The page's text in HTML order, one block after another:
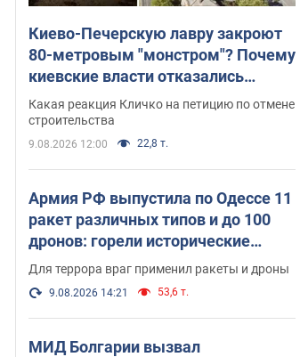
Киево-Печерскую лавру закроют
80-метровым "монстром"? Почему
киевские власти отказались
остановить строительство
небоскреба "московского
верующего"
Какая реакция Кличко на петицию по отмене
строительства
9.08.2026 12:00 22,8 т.
Армия РФ выпустила по Одессе 11
ракет различных типов и до 100
дронов: горели исторические
здания, есть пострадавшие. Фото
и видео
Для террора враг применил ракеты и дроны
9.08.2026 14:21 53,6 т.
МИД Болгарии вызвал